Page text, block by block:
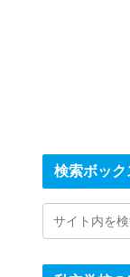
検索ボック